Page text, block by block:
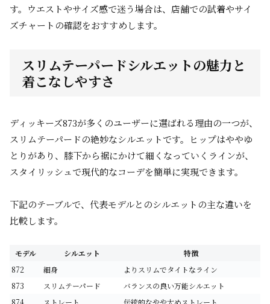
す。ウエストやサイズ感で迷う場合は、店舗での試着やサイ
ズチャートの確認をおすすめします。
スリムテーパードシルエットの魅力と
着こなしやすさ
ディッキーズ873が多くのユーザーに選ばれる理由の一つが、
スリムテーパードの絶妙なシルエットです。ヒップはややゆ
とりがあり、膝下から裾にかけて細くなっていくラインが、
スタイリッシュで現代的なコーデを簡単に実現できます。
下記のテーブルで、代表モデルとのシルエットの主な違いを
比較します。
モデル シルエット
特徴
872
細身
よりスリムでタイトなライン
873
スリムテーパード
バランスの良い万能シルエット
874
ストレート 伝統的なやや太めストレート